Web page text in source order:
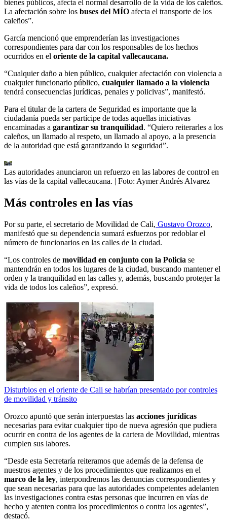
bienes públicos, afecta el normal desarrollo de la vida de los caleños.
La afectación sobre los buses del MÍO afecta el transporte de los
caleños”.
García mencionó que emprenderían las investigaciones
correspondientes para dar con los responsables de los hechos
ocurridos en el oriente de la capital vallecaucana.
“Cualquier daño a bien público, cualquier afectación con violencia a
cualquier funcionario público, cualquier llamado a la violencia
tendrá consecuencias jurídicas, penales y policivas”, manifestó.
Para el titular de la cartera de Seguridad es importante que la
ciudadanía pueda ser partícipe de todas aquellas iniciativas
encaminadas a garantizar su tranquilidad. “Quiero reiterarles a los
caleños, un llamado al respeto, un llamado al apoyo, a la presencia
de la autoridad que está garantizando la seguridad”.
Las autoridades anunciaron un refuerzo en las labores de control en
las vías de la capital vallecaucana. | Foto: Aymer Andrés Alvarez
Más controles en las vías
Por su parte, el secretario de Movilidad de Cali, Gustavo Orozco,
manifestó que su dependencia sumará esfuerzos por redoblar el
número de funcionarios en las calles de la ciudad.
“Los controles de movilidad en conjunto con la Policía se
mantendrán en todos los lugares de la ciudad, buscando mantener el
orden y la tranquilidad en las calles y, además, buscando proteger la
vida de todos los caleños”, expresó.
Disturbios en el oriente de Cali se habrían presentado por controles
de movilidad y tránsito
Orozco apuntó que serán interpuestas las acciones jurídicas
necesarias para evitar cualquier tipo de nueva agresión que pudiera
ocurrir en contra de los agentes de la cartera de Movilidad, mientras
cumplen sus labores.
“Desde esta Secretaría reiteramos que además de la defensa de
nuestros agentes y de los procedimientos que realizamos en el
marco de la ley, interpondremos las denuncias correspondientes y
que sean necesarias para que las autoridades competentes adelanten
las investigaciones contra estas personas que incurren en vías de
hecho y atenten contra los procedimientos o contra los agentes”,
destacó.